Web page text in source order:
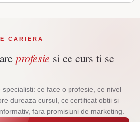
CARIERA
profesie si ce curs ti se
ce face o profesie, ce nivel
dureaza cursul, ce certificat obtii si
fara promisiuni de marketing.